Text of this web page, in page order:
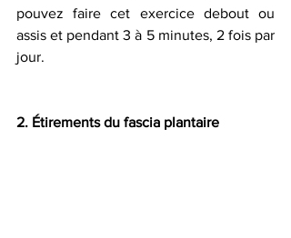
pouvez faire cet exercice debout ou
assis et pendant 3 à 5 minutes, 2 fois par
jour.
2. Étirements du fascia plantaire